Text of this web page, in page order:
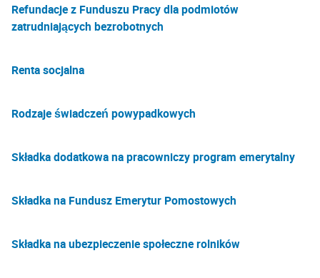
Refundacje z Funduszu Pracy dla podmiotów
zatrudniających bezrobotnych
Renta socjalna
Rodzaje świadczeń powypadkowych
Składka dodatkowa na pracowniczy program emerytalny
Składka na Fundusz Emerytur Pomostowych
Składka na ubezpieczenie społeczne rolników